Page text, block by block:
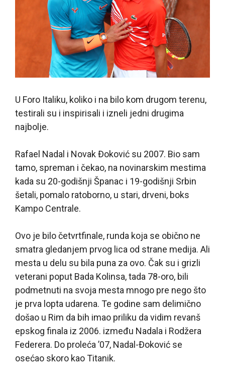
U Foro Italiku, koliko i na bilo kom drugom terenu,
testirali su i inspirisali i izneli jedni drugima
najbolje.
Rafael Nadal i Novak Đoković su 2007. Bio sam
tamo, spreman i čekao, na novinarskim mestima
kada su 20-godišnji Španac i 19-godišnji Srbin
šetali, pomalo ratoborno, u stari, drveni, boks
Kampo Centrale.
Ovo je bilo četvrtfinale, runda koja se obično ne
smatra gledanjem prvog lica od strane medija. Ali
mesta u delu su bila puna za ovo. Čak su i grizli
veterani poput Bada Kolinsa, tada 78-oro, bili
podmetnuti na svoja mesta mnogo pre nego što
je prva lopta udarena. Te godine sam delimično
došao u Rim da bih imao priliku da vidim revanš
epskog finala iz 2006. između Nadala i Rodžera
Federera. Do proleća ’07, Nadal-Đoković se
osećao skoro kao Titanik.